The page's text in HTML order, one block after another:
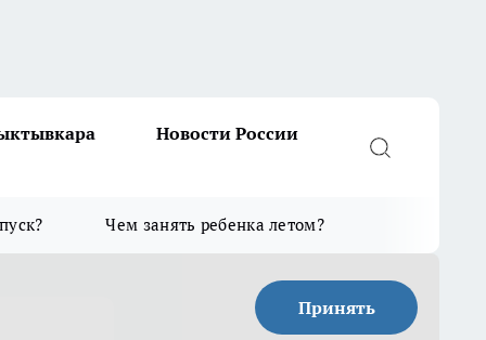
Новости России
Чем занять ребенка летом?
Принять